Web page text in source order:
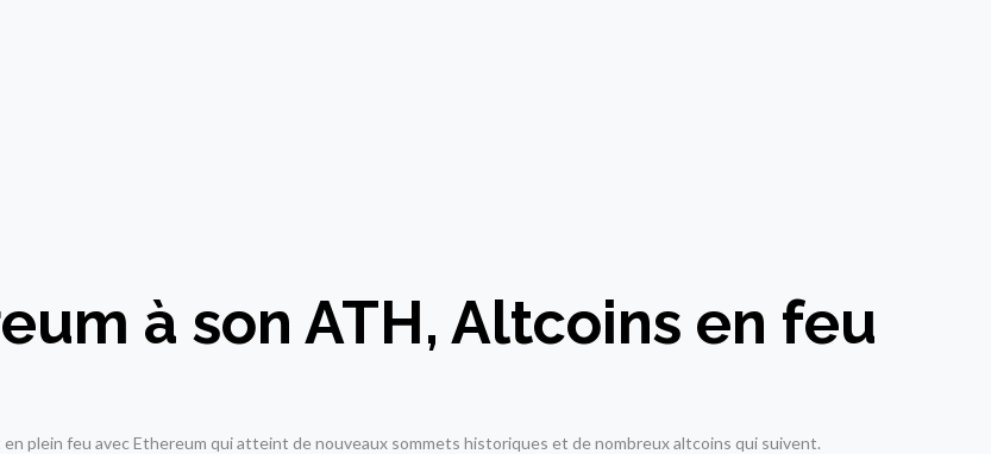
à son ATH, Altcoins en feu
en plein feu avec Ethereum qui atteint de nouveaux sommets historiques et de nombreux altcoins qui suivent.